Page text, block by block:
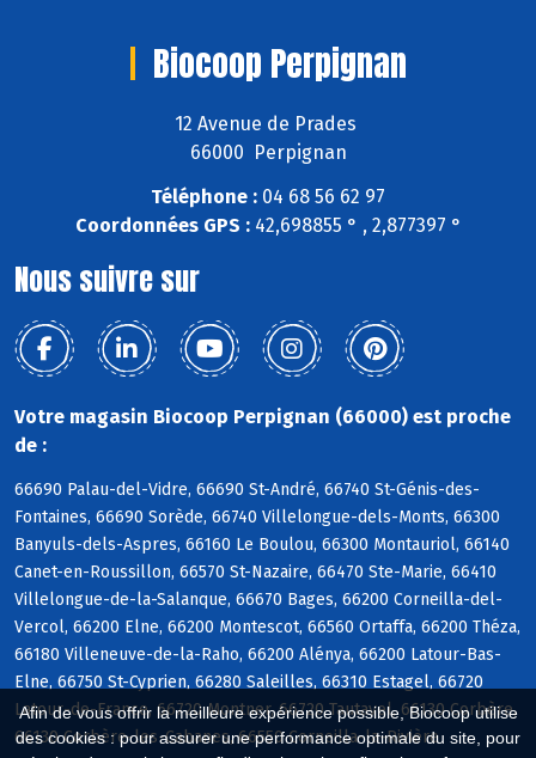
Afin de vous offrir la meilleure expérience possible, Biocoop utilise
des cookies : pour assurer une performance optimale du site, pour
Biocoop Perpignan
12 Avenue de Prades
66000 Perpignan
Téléphone : 04 68 56 62 97
Coordonnées GPS :42,698855 ° , 2,877397 °
Nous suivre sur
Votre magasin Biocoop Perpignan (66000) est proche
de :
66690 Palau-del-Vidre, 66690 St-André, 66740 St-Génis-des-
Fontaines, 66690 Sorède, 66740 Villelongue-dels-Monts, 66300
Banyuls-dels-Aspres, 66160 Le Boulou, 66300 Montauriol, 66140
Canet-en-Roussillon, 66570 St-Nazaire, 66470 Ste-Marie, 66410
Villelongue-de-la-Salanque, 66670 Bages, 66200 Corneilla-del-
Vercol, 66200 Elne, 66200 Montescot, 66560 Ortaffa, 66200 Théza,
66180 Villeneuve-de-la-Raho, 66200 Alénya, 66200 Latour-Bas-
Elne, 66750 St-Cyprien, 66280 Saleilles, 66310 Estagel, 66720
Latour-de-France, 66720 Montner, 66720 Tautavel, 66130 Corbère,
66130 Corbère-les-Cabanes, 66550 Corneilla-la-Rivière